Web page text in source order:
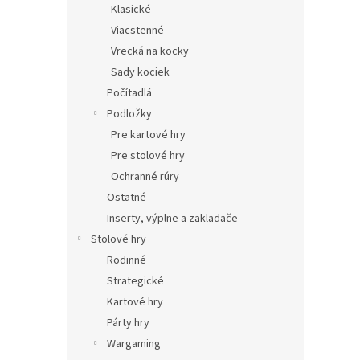
Klasické
Viacstenné
Vrecká na kocky
Sady kociek
Počítadlá
Podložky
Pre kartové hry
Pre stolové hry
Ochranné rúry
Ostatné
Inserty, výplne a zakladače
Stolové hry
Rodinné
Strategické
Kartové hry
Párty hry
Wargaming